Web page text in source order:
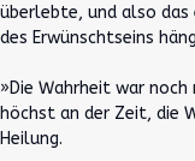
überlebte, und also das
des Erwünschtseins
»Die Wahrheit war
höchst an der Zeit, die
Heilung.